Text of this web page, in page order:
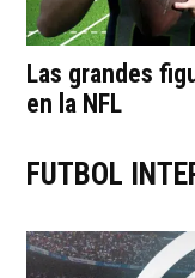
Las grandes
en la NFL
FUTBOL